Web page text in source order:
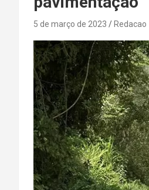
5 de março de 2023 Redacao